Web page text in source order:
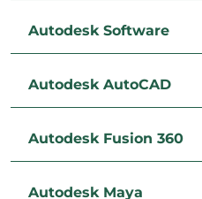
Autodesk Software
Autodesk AutoCAD
Autodesk Fusion 360
Autodesk Maya